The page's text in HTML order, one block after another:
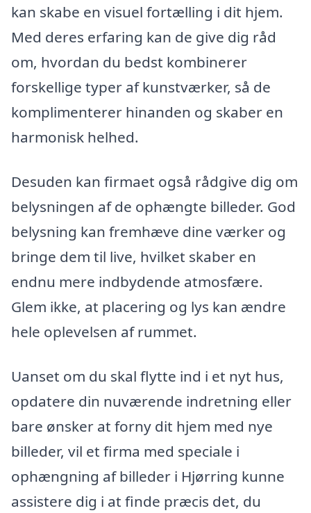
kan skabe en visuel fortælling i dit hjem.
Med deres erfaring kan de give dig råd
om, hvordan du bedst kombinerer
forskellige typer af kunstværker, så de
komplimenterer hinanden og skaber en
harmonisk helhed.
Desuden kan firmaet også rådgive dig om
belysningen af de ophængte billeder. God
belysning kan fremhæve dine værker og
bringe dem til live, hvilket skaber en
endnu mere indbydende atmosfære.
Glem ikke, at placering og lys kan ændre
hele oplevelsen af rummet.
Uanset om du skal flytte ind i et nyt hus,
opdatere din nuværende indretning eller
bare ønsker at forny dit hjem med nye
billeder, vil et firma med speciale i
ophængning af billeder i Hjørring kunne
assistere dig i at finde præcis det, du